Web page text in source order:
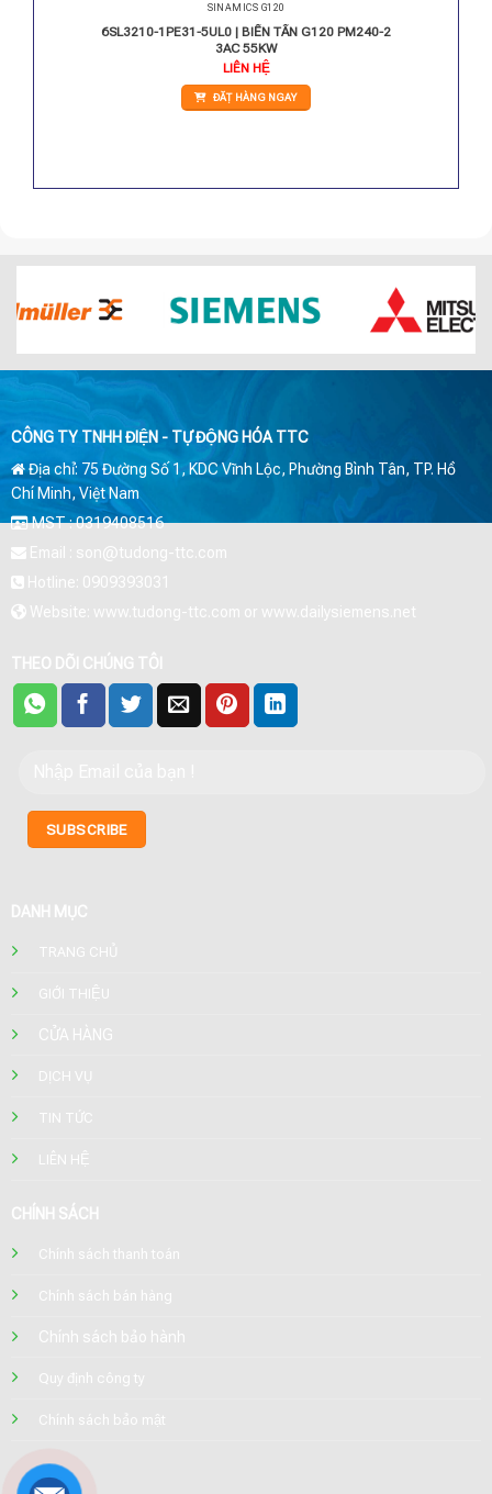
SINAMICS G120
6SL3210-1PE31-5UL0 | BIẾN TẦN G120 PM240-2
3AC 55KW
LIÊN HỆ
ĐẶT HÀNG NGAY
CÔNG TY TNHH ĐIỆN - TỰ ĐỘNG HÓA TTC
Địa chỉ: 75 Đường Số 1, KDC Vĩnh Lộc, Phường Bình Tân, TP. Hồ
Chí Minh, Việt Nam
MST : 0319408516
Email : son@tudong-ttc.com
Hotline: 0909393031
Website: www.tudong-ttc.com or www.dailysiemens.net
THEO DÕI CHÚNG TÔI
DANH MỤC
TRANG CHỦ
GIỚI THIỆU
CỬA HÀNG
DỊCH VỤ
TIN TỨC
LIÊN HỆ
CHÍNH SÁCH
Chính sách thanh toán
Chính sách bán hàng
Chính sách bảo hành
Quy định công ty
Chính sách bảo mật